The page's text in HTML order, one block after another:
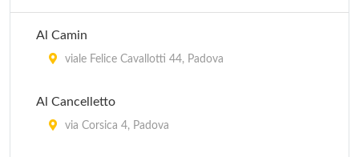
Al Camin
viale Felice Cavallotti 44, Padova
Al Cancelletto
via Corsica 4, Padova